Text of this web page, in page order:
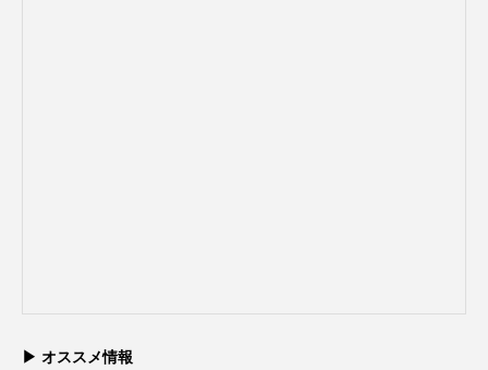
▶ オススメ情報